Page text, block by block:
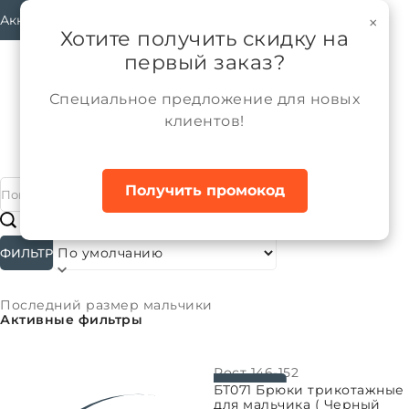
Аккаунт
#
Подкатегории
ФИЛЬТР Сортировать:
Последний размер мальчики
Активные фильтры
Рост 146-152
ВЫБРАТЬ ПАРАМЕТРЫ
БТ071 Брюки трикотажные
для мальчика ( Черный
×
Хотите получить скидку на
первый заказ?
Специальное предложение для новых
клиентов!
Получить промокод